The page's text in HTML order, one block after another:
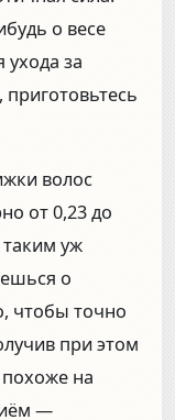
о весе
ухода за
волос
от 0,23 до
таким уж
о
чтобы точно
при этом
на
—